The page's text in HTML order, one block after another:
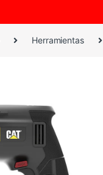
Herramientas